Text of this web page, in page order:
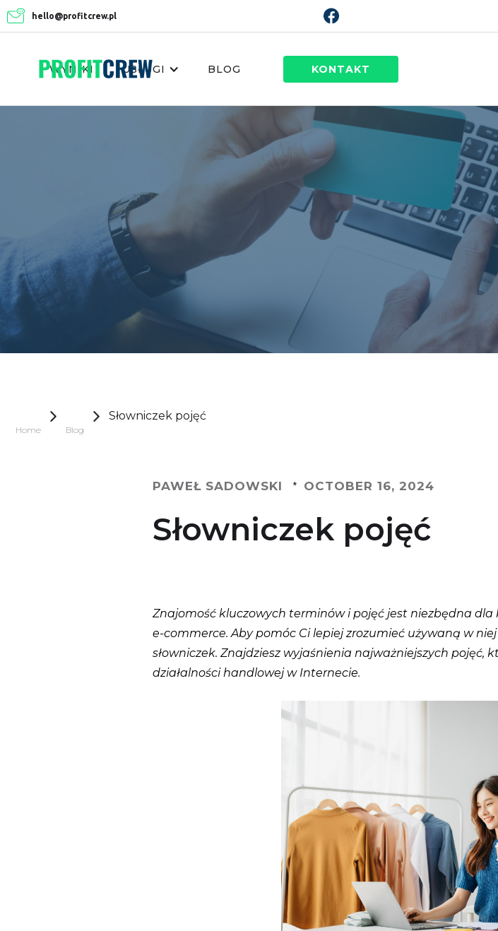
hello@profitcrew.pl
WYNIKI USŁUGI BLOG KONTAKT
Home Blog
Słowniczek pojęć
PAWEŁ SADOWSKI * OCTOBER 16, 2024
Słowniczek pojęć
Znajomość kluczowych terminów i pojęć jest niezbędna
e-commerce. Aby pomóc Ci lepiej zrozumieć używaną w
słowniczek. Znajdziesz wyjaśnienia najważniejszych
działalności handlowej w Internecie.